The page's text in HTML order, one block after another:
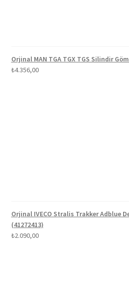
Orjinal MAN TGA TGX TGS Silindir
₺4.356,00
Orjinal IVECO Stralis Trakker Adblue
(41272413)
₺2.090,00